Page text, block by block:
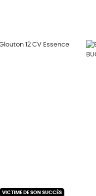
VICTIME DE SON SUCCÈS
